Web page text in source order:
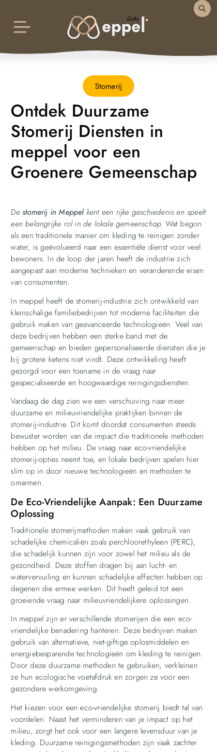
Stomerij
Ontdek Duurzame
Stomerij Diensten in
meppel voor een
Groenere Gemeenschap
De stomerij in Meppel kent een rijke geschiedenis en speelt
een belangrijke rol in de lokale gemeenschap. Wat begon
als een traditionele manier om kleding te reinigen zonder
water, is geëvolueerd naar een essentiële dienst voor veel
bewoners. In de loop der jaren heeft de industrie zich
aangepast aan moderne technieken en veranderende eisen
van consumenten.
In meppel heeft de stomerij-industrie zich ontwikkeld van
kleinschalige familiebedrijven tot moderne faciliteiten die
gebruik maken van geavanceerde technologieën. Veel van
deze bedrijven hebben een sterke band met de
gemeenschap en bieden gepersonaliseerde diensten die je
bij grotere ketens niet vindt. Deze ontwikkeling heeft
gezorgd voor een toename in de vraag naar
gespecialiseerde en hoogwaardige reinigingsdiensten.
Vandaag de dag zien we een verschuiving naar meer
duurzame en milieuvriendelijke praktijken binnen de
stomerij-industrie. Dit komt doordat consumenten steeds
bewuster worden van de impact die traditionele methoden
hebben op het milieu. De vraag naar eco-vriendelijke
stomerij-opties neemt toe, en lokale bedrijven spelen hier
slim op in door nieuwe technologieën en methoden te
omarmen.
De Eco-Vriendelijke Aanpak: Een Duurzame
Oplossing
Traditionele stomerijmethoden maken vaak gebruik van
schadelijke chemicaliën zoals perchloorethyleen (PERC),
die schadelijk kunnen zijn voor zowel het milieu als de
gezondheid. Deze stoffen dragen bij aan lucht- en
watervervuiling en kunnen schadelijke effecten hebben op
degenen die ermee werken. Dit heeft geleid tot een
groeiende vraag naar milieuvriendelijkere oplossingen.
In meppel zijn er verschillende stomerijen die een eco-
vriendelijke benadering hanteren. Deze bedrijven maken
gebruik van alternatieve, niet-giftige oplosmiddelen en
energiebesparende technologieën om kleding te reinigen.
Door deze duurzame methoden te gebruiken, verkleinen
ze hun ecologische voetafdruk en zorgen ze voor een
gezondere werkomgeving.
Het kiezen voor een eco-vriendelijke stomerij biedt tal van
voordelen. Naast het verminderen van je impact op het
milieu, zorgt het ook voor een langere levensduur van je
kleding. Duurzame reinigingsmethoden zijn vaak zachter